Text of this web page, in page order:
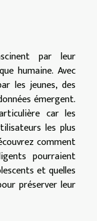
par leur
humaine. Avec
les jeunes, des
émergent.
car les
les plus
comment
pourraient
et quelles
préserver leur